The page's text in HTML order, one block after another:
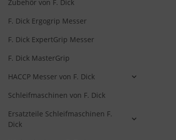
Zubehör von F. Dick
F. Dick Ergogrip Messer
F. Dick ExpertGrip Messer
F. Dick MasterGrip
HACCP Messer von F. Dick
Schleifmaschinen von F. Dick
Ersatzteile Schleifmaschinen F.
Dick